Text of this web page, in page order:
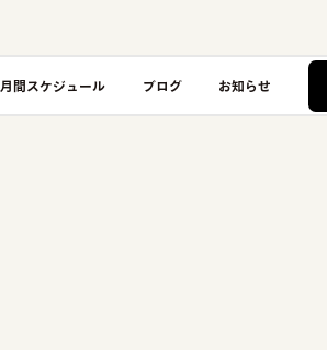
月間スケジュール ブログ お知らせ